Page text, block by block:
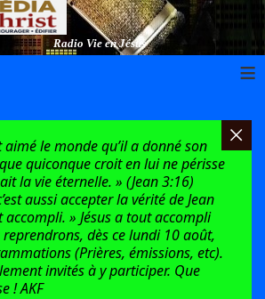
Radio Vie en Jésus
≡
le monde qu’il a donné son
quiconque croit en lui ne périsse
la vie éternelle. » (Jean 3:16)
aussi accepter la vérité de Jean
accompli. » Jésus a tout accompli
dès ce lundi 10 août,
(Prières, émissions, etc).
invités à y participer. Que
! AKF